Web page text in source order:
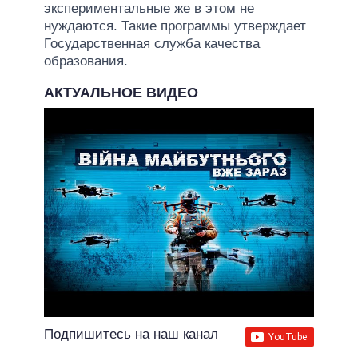
экспериментальные же в этом не
нуждаются. Такие программы утверждает
Государственная служба качества
образования.
АКТУАЛЬНОЕ ВИДЕО
Подпишитесь на наш канал